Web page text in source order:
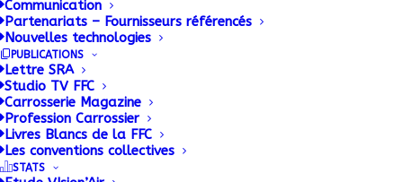
Communication
Partenariats – Fournisseurs référencés
Nouvelles technologies
PUBLICATIONS
Lettre SRA
Studio TV FFC
Carrosserie Magazine
Profession Carrossier
Livres Blancs de la FFC
Les conventions collectives
STATS
La FFC CONSTRUCTEURS met à
disposition des ses adhérents une base
documentaire alimentée en permanence.